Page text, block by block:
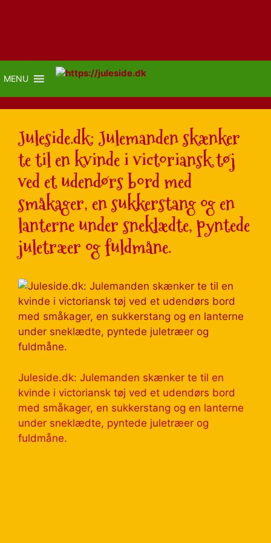
MENU
Juleside.dk: Julemanden skænker
te til en kvinde i victoriansk tøj
ved et udendørs bord med
småkager, en sukkerstang og en
lanterne under sneklædte, pyntede
juletræer og fuldmåne.
Juleside.dk: Julemanden skænker te til en
kvinde i victoriansk tøj ved et udendørs bord
med småkager, en sukkerstang og en lanterne
under sneklædte, pyntede juletræer og
fuldmåne.